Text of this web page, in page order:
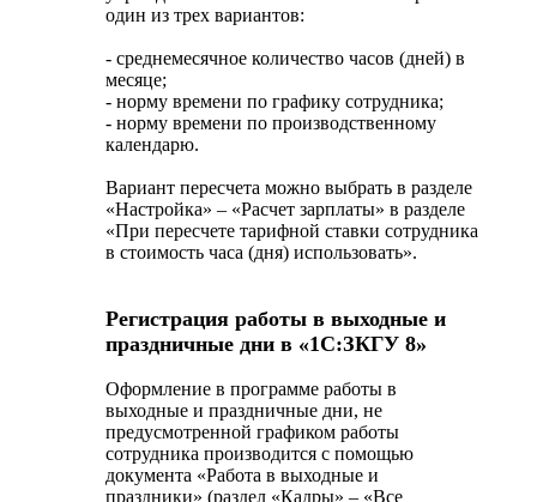
один из трех вариантов:
- среднемесячное количество часов (дней) в
месяце;
- норму времени по графику сотрудника;
- норму времени по производственному
календарю.
Вариант пересчета можно выбрать в разделе
«Настройка» – «Расчет зарплаты» в разделе
«При пересчете тарифной ставки сотрудника
в стоимость часа (дня) использовать».
Регистрация работы в выходные и
праздничные дни в «1С:ЗКГУ 8»
Оформление в программе работы в
выходные и праздничные дни, не
предусмотренной графиком работы
сотрудника производится с помощью
документа «Работа в выходные и
праздники» (раздел «Кадры» – «Все